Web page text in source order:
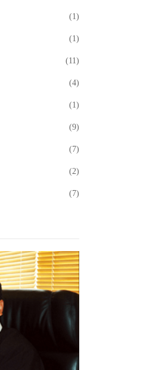
(1)
(1)
(11)
(4)
(1)
(9)
(7)
(2)
(7)